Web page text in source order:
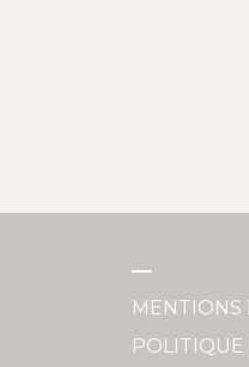
MENTIONS